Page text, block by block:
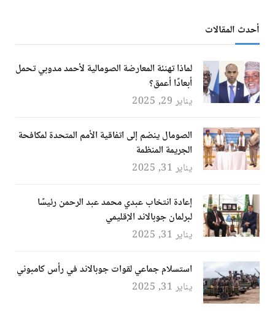
أحدث المقالات
لماذا تهنئة المعارضة الصومالية لأحمد مدوبي تحمل
أبعادًا أعمق؟
يناير 29, 2025
الصومال ينضم إلى اتفاقية الأمم المتحدة لمكافحة
الجريمة المنظمة
يناير 31, 2025
إعادة انتخاب عبدي محمد عبد الرحمن رئيسًا
لبرلمان جوبالاند الإقليمي
يناير 31, 2025
استسلام جماعي لقوات جوبالاند في رأس كامبوني
يناير 31, 2025